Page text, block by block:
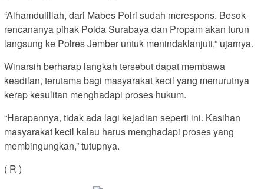
“Alhamdulillah, dari Mabes Polri sudah merespons. Besok
rencananya pihak Polda Surabaya dan Propam akan turun
langsung ke Polres Jember untuk menindaklanjuti,” ujarnya.
Winarsih berharap langkah tersebut dapat membawa
keadilan, terutama bagi masyarakat kecil yang menurutnya
kerap kesulitan menghadapi proses hukum.
“Harapannya, tidak ada lagi kejadian seperti ini. Kasihan
masyarakat kecil kalau harus menghadapi proses yang
membingungkan,” tutupnya.
( R )